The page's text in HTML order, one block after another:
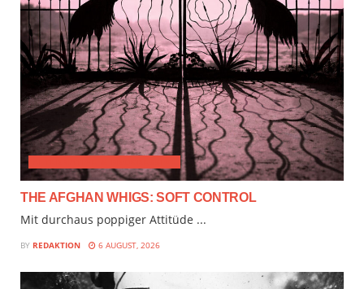
THE AFGHAN WHIGS: SOFT CONTROL
Mit durchaus poppiger Attitüde ...
BY REDAKTION 6 AUGUST, 2026